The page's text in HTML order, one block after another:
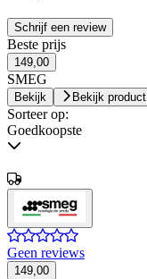
Schrijf een review
Beste prijs
149,00
SMEG
Bekijk Bekijk product
Sorteer op:
Goedkoopste
Geen reviews
149,00